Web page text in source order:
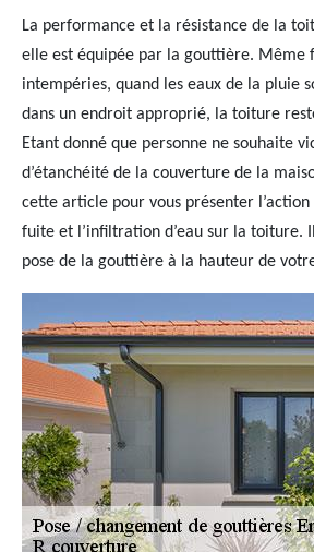
La performance et la résistance de la
elle est équipée par la gouttière. Même
intempéries, quand les eaux de la pluie
dans un endroit approprié, la toiture
Etant donné que personne ne souhaite
d’étanchéité de la couverture de la
cette article pour vous présenter
fuite et l’infiltration d’eau sur la toiture.
pose de la gouttière à la hauteur de